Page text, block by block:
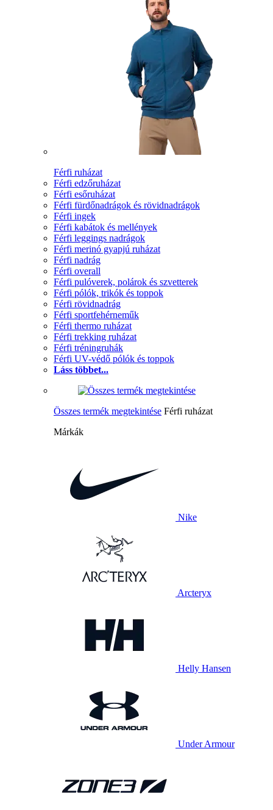
Férfi ruházat
Férfi edzőruházat
Férfi esőruházat
Férfi fürdőnadrágok és rövidnadrágok
Férfi ingek
Férfi kabátok és mellények
Férfi leggings nadrágok
Férfi merinó gyapjú ruházat
Férfi nadrág
Férfi overall
Férfi pulóverek, polárok és szvetterek
Férfi pólók, trikók és toppok
Férfi rövidnadrág
Férfi sportfehérneműk
Férfi thermo ruházat
Férfi trekking ruházat
Férfi tréningruhák
Férfi UV-védő pólók és toppok
Láss többet...
Összes termék megtekintése Férfi ruházat
Márkák
Nike
Arcteryx
Helly Hansen
Under Armour